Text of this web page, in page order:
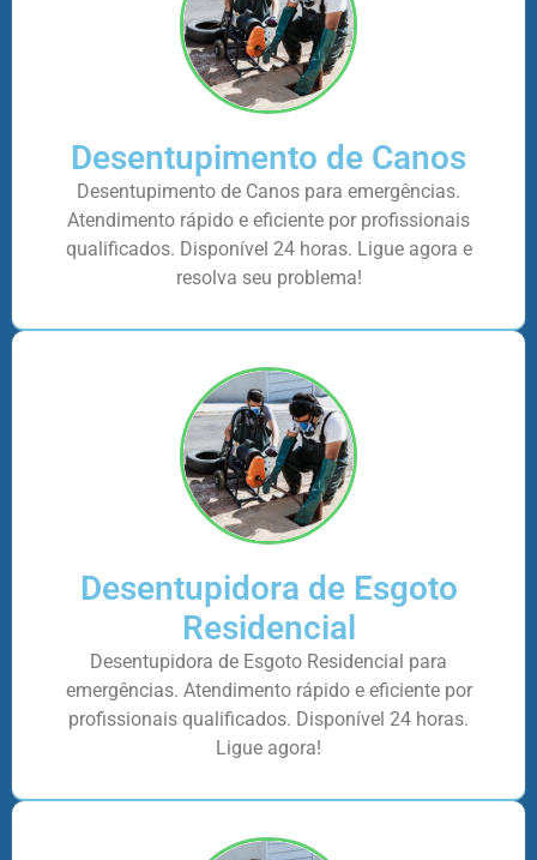
Desentupimento de Canos
Desentupimento de Canos para emergências.
Atendimento rápido e eficiente por profissionais
qualificados. Disponível 24 horas. Ligue agora e
resolva seu problema!
Desentupidora de Esgoto
Residencial
Desentupidora de Esgoto Residencial para
emergências. Atendimento rápido e eficiente por
profissionais qualificados. Disponível 24 horas.
Ligue agora!